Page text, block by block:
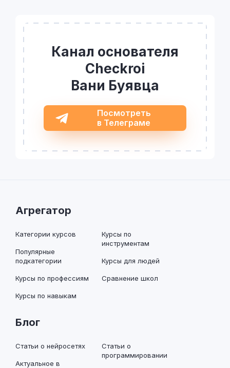
Канал основателя
Checkroi
Вани Буявца
Посмотреть
в Телеграме
Агрегатор
Категории курсов
Популярные
подкатегории
Курсы по профессиям
Курсы по навыкам
Курсы по
инструментам
Курсы для людей
Сравнение школ
Блог
Статьи о нейросетях
Актуальное в
Статьи о
программировании